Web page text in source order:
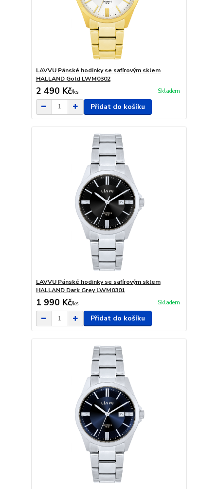
LAVVU Pánské hodinky se safírovým sklem
HALLAND Gold LWM0302
2 490 Kč/ks Skladem
Přidat do košíku
LAVVU Pánské hodinky se safírovým sklem
HALLAND Dark Grey LWM0301
1 990 Kč/ks Skladem
Přidat do košíku